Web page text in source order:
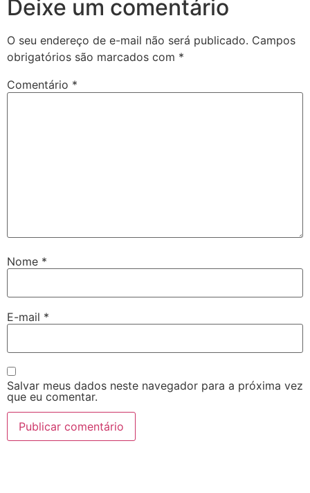
Deixe um comentário
O seu endereço de e-mail não será publicado. Campos
obrigatórios são marcados com *
Comentário *
Nome *
E-mail *
Salvar meus dados neste navegador para a próxima vez
que eu comentar.